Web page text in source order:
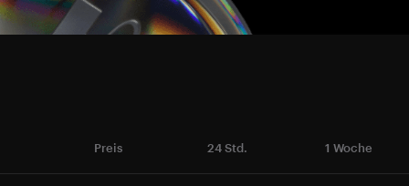
Preis 24 Std. 1 Woche